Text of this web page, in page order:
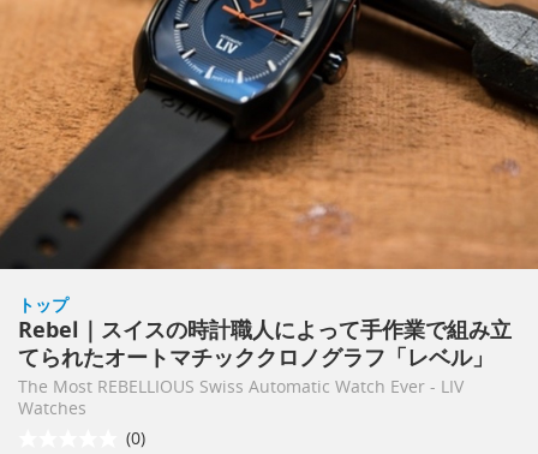
トップ
Rebel｜スイスの時計職人によって手作業で組み立
てられたオートマチッククロノグラフ「レベル」
The Most REBELLIOUS Swiss Automatic Watch Ever - LIV
Watches
(0)